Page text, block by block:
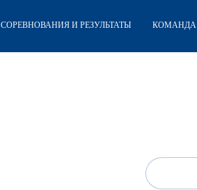
СОРЕВНОВАНИЯ И РЕЗУЛЬТАТЫ КОМАНДА